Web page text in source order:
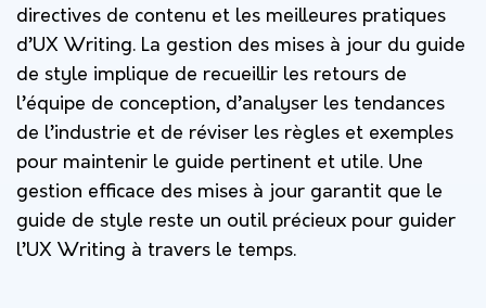
directives de contenu et les meilleures pratiques
d’UX Writing. La gestion des mises à jour du guide
de style implique de recueillir les retours de
l’équipe de conception, d’analyser les tendances
de l’industrie et de réviser les règles et exemples
pour maintenir le guide pertinent et utile. Une
gestion efficace des mises à jour garantit que le
guide de style reste un outil précieux pour guider
l’UX Writing à travers le temps.